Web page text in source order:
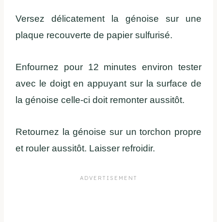
Versez délicatement la génoise sur une
plaque recouverte de papier sulfurisé.
Enfournez pour 12 minutes environ tester
avec le doigt en appuyant sur la surface de
la génoise celle-ci doit remonter aussitôt.
Retournez la génoise sur un torchon propre
et rouler aussitôt. Laisser refroidir.